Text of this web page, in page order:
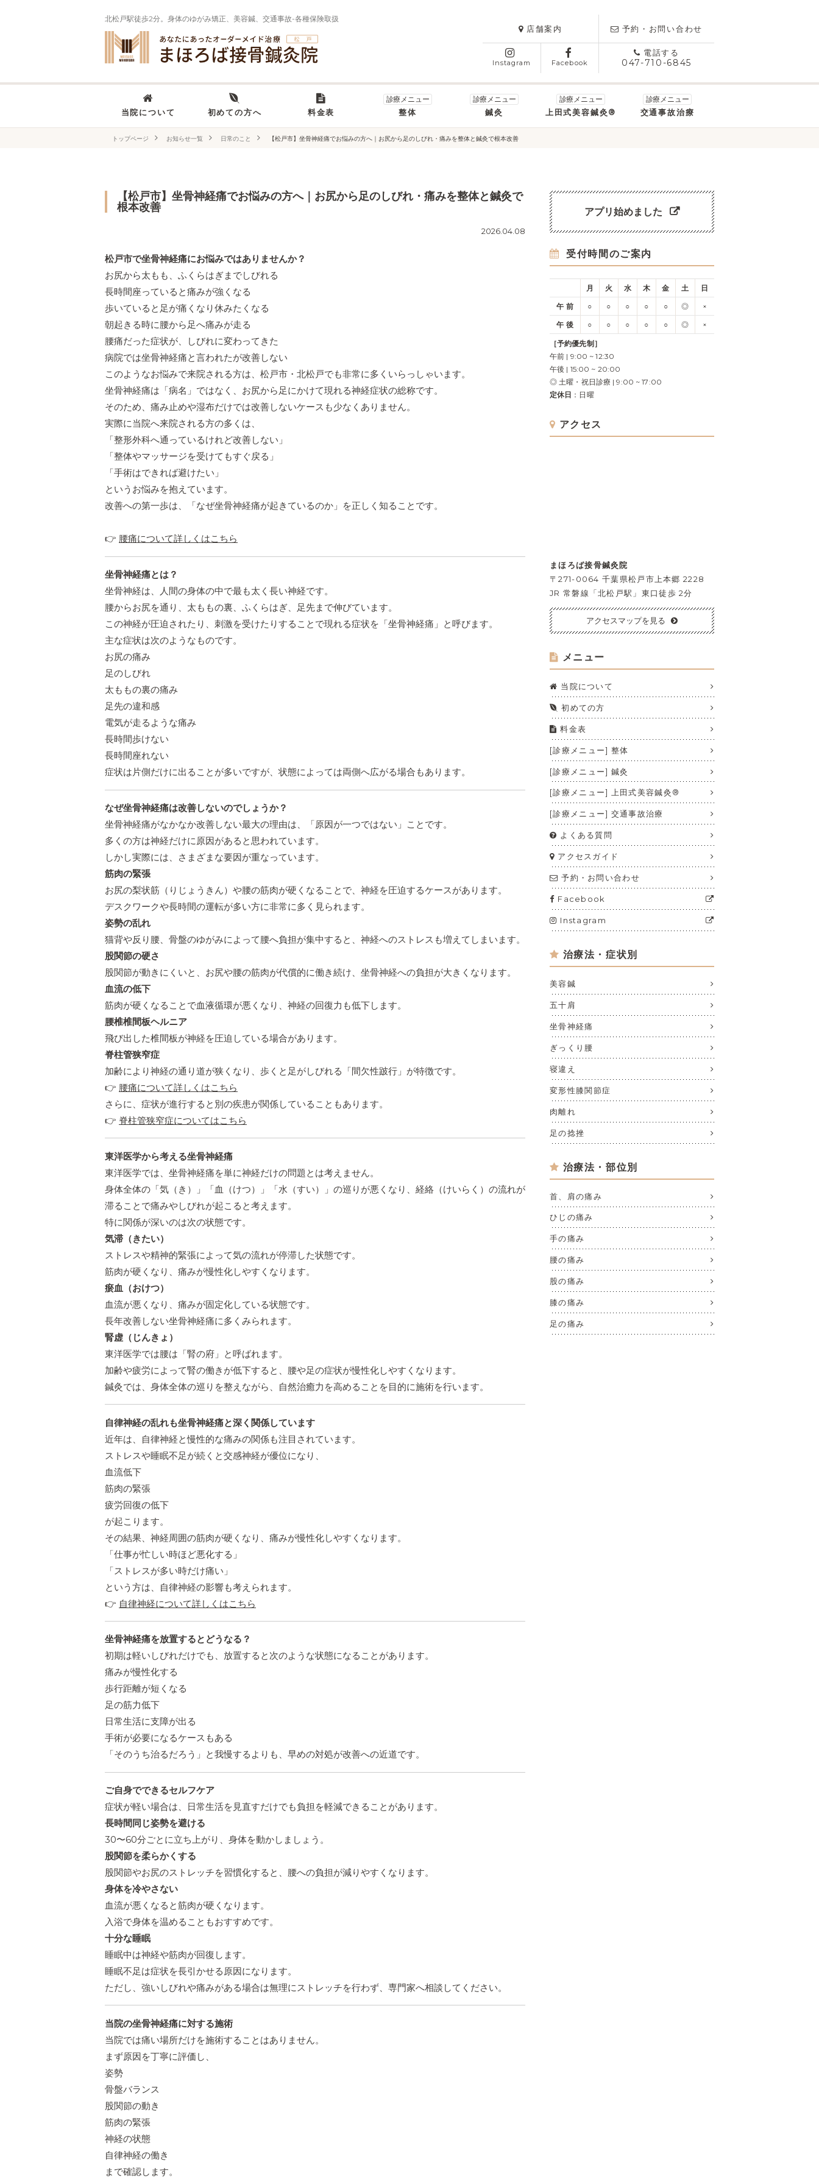
北松戸駅徒歩2分。身体のゆがみ矯正、美容鍼、交通事故-各種保険取扱
店舗案内 予約・お問い合わせ
Instagram Facebook
電話する
047-710-6845
当院について 初めての方へ 料金表 整体 鍼灸 上田式美容鍼灸® 交通事故治療
トップページ お知らせ一覧 日常のこと 【松戸市】坐骨神経痛でお悩みの方へ｜お尻から足のしびれ・痛みを整体と鍼灸で根本改善
【松戸市】坐骨神経痛でお悩みの方へ｜お尻から足のしびれ・痛みを整体と鍼灸で
根本改善
2026.04.08
松戸市で坐骨神経痛にお悩みではありませんか？
お尻から太もも、ふくらはぎまでしびれる
長時間座っていると痛みが強くなる
歩いていると足が痛くなり休みたくなる
朝起きる時に腰から足へ痛みが走る
腰痛だった症状が、しびれに変わってきた
病院では坐骨神経痛と言われたが改善しない
このようなお悩みで来院される方は、松戸市・北松戸でも非常に多くいらっしゃいます。
坐骨神経痛は「病名」ではなく、お尻から足にかけて現れる神経症状の総称です。
そのため、痛み止めや湿布だけでは改善しないケースも少なくありません。
実際に当院へ来院される方の多くは、
「整形外科へ通っているけれど改善しない」
「整体やマッサージを受けてもすぐ戻る」
「手術はできれば避けたい」
というお悩みを抱えています。
改善への第一歩は、「なぜ坐骨神経痛が起きているのか」を正しく知ることです。
👉 腰痛について詳しくはこちら
坐骨神経痛とは？
坐骨神経は、人間の身体の中で最も太く長い神経です。
腰からお尻を通り、太ももの裏、ふくらはぎ、足先まで伸びています。
この神経が圧迫されたり、刺激を受けたりすることで現れる症状を「坐骨神経痛」と呼びます。
主な症状は次のようなものです。
お尻の痛み
足のしびれ
太ももの裏の痛み
足先の違和感
電気が走るような痛み
長時間歩けない
長時間座れない
症状は片側だけに出ることが多いですが、状態によっては両側へ広がる場合もあります。
なぜ坐骨神経痛は改善しないのでしょうか？
坐骨神経痛がなかなか改善しない最大の理由は、「原因が一つではない」ことです。
多くの方は神経だけに原因があると思われています。
しかし実際には、さまざまな要因が重なっています。
筋肉の緊張
お尻の梨状筋（りじょうきん）や腰の筋肉が硬くなることで、神経を圧迫するケースがあります。
デスクワークや長時間の運転が多い方に非常に多く見られます。
姿勢の乱れ
猫背や反り腰、骨盤のゆがみによって腰へ負担が集中すると、神経へのストレスも増えてしまいます。
股関節の硬さ
股関節が動きにくいと、お尻や腰の筋肉が代償的に働き続け、坐骨神経への負担が大きくなります。
血流の低下
筋肉が硬くなることで血液循環が悪くなり、神経の回復力も低下します。
腰椎椎間板ヘルニア
飛び出した椎間板が神経を圧迫している場合があります。
脊柱管狭窄症
加齢により神経の通り道が狭くなり、歩くと足がしびれる「間欠性跛行」が特徴です。
👉 腰痛について詳しくはこちら
さらに、症状が進行すると別の疾患が関係していることもあります。
👉 脊柱管狭窄症についてはこちら
東洋医学から考える坐骨神経痛
東洋医学では、坐骨神経痛を単に神経だけの問題とは考えません。
身体全体の「気（き）」「血（けつ）」「水（すい）」の巡りが悪くなり、経絡（けいらく）の流れが
滞ることで痛みやしびれが起こると考えます。
特に関係が深いのは次の状態です。
気滞（きたい）
ストレスや精神的緊張によって気の流れが停滞した状態です。
筋肉が硬くなり、痛みが慢性化しやすくなります。
瘀血（おけつ）
血流が悪くなり、痛みが固定化している状態です。
長年改善しない坐骨神経痛に多くみられます。
腎虚（じんきょ）
東洋医学では腰は「腎の府」と呼ばれます。
加齢や疲労によって腎の働きが低下すると、腰や足の症状が慢性化しやすくなります。
鍼灸では、身体全体の巡りを整えながら、自然治癒力を高めることを目的に施術を行います。
自律神経の乱れも坐骨神経痛と深く関係しています
近年は、自律神経と慢性的な痛みの関係も注目されています。
ストレスや睡眠不足が続くと交感神経が優位になり、
血流低下
筋肉の緊張
疲労回復の低下
が起こります。
その結果、神経周囲の筋肉が硬くなり、痛みが慢性化しやすくなります。
「仕事が忙しい時ほど悪化する」
「ストレスが多い時だけ痛い」
という方は、自律神経の影響も考えられます。
👉 自律神経について詳しくはこちら
坐骨神経痛を放置するとどうなる？
初期は軽いしびれだけでも、放置すると次のような状態になることがあります。
痛みが慢性化する
歩行距離が短くなる
足の筋力低下
日常生活に支障が出る
手術が必要になるケースもある
「そのうち治るだろう」と我慢するよりも、早めの対処が改善への近道です。
ご自身でできるセルフケア
症状が軽い場合は、日常生活を見直すだけでも負担を軽減できることがあります。
長時間同じ姿勢を避ける
30〜60分ごとに立ち上がり、身体を動かしましょう。
股関節を柔らかくする
股関節やお尻のストレッチを習慣化すると、腰への負担が減りやすくなります。
身体を冷やさない
血流が悪くなると筋肉が硬くなります。
入浴で身体を温めることもおすすめです。
十分な睡眠
睡眠中は神経や筋肉が回復します。
睡眠不足は症状を長引かせる原因になります。
ただし、強いしびれや痛みがある場合は無理にストレッチを行わず、専門家へ相談してください。
当院の坐骨神経痛に対する施術
当院では痛い場所だけを施術することはありません。
まず原因を丁寧に評価し、
姿勢
骨盤バランス
股関節の動き
筋肉の緊張
神経の状態
自律神経の働き
まで確認します。
アプリ始めました
受付時間のご案内
月 火 水 木 金 土
日
午 前
○ ○ ○ ○ ○ ◎
×
午 後
○ ○ ○ ○ ○ ◎ ×
［予約優先制］
午前 | 9:00 ~ 12:30
午後 | 15:00 ~ 20:00
◎ 土曜・祝日診療 | 9:00 ~ 17:00
定休日 ：日曜
アクセス
まほろば接骨鍼灸院
〒271-0064 千葉県松戸市上本郷 2228
JR 常磐線「北松戸駅」東口徒歩 2分
アクセスマップを見る
メニュー
当院について
初めての方
料金表
[診療メニュー] 整体
[診療メニュー] 鍼灸
[診療メニュー] 上田式美容鍼灸®
[診療メニュー] 交通事故治療
よくある質問
アクセスガイド
予約・お問い合わせ
Facebook
Instagram
治療法・症状別
美容鍼
五十肩
坐骨神経痛
ぎっくり腰
寝違え
変形性膝関節症
肉離れ
足の捻挫
治療法・部位別
首、肩の痛み
ひじの痛み
手の痛み
腰の痛み
股の痛み
膝の痛み
足の痛み